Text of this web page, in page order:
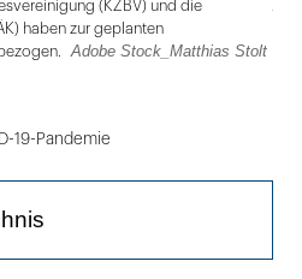
öffnen
(KZBV) und die
haben zur geplanten
Adobe Stock_Matthias Stolt
19-Pandemie